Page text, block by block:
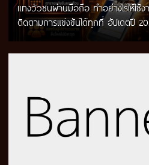
แทงวัวชนผ่านมือถือ ทำอย่างไรให้ใช้ง
ติดตามการแข่งขันได้ทุกที่ อัปเดตปี